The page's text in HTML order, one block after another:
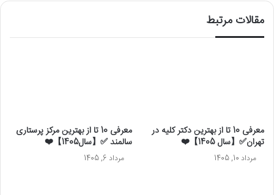
مقالات مرتبط
معرفی 10 تا از بهترین دکتر کلیه در
تهران✅【سال 1405】❤️
مرداد 10, 1405
معرفی 10 تا از بهترین مرکز پرستاری
سالمند ✅【سال1405】❤️
مرداد 6, 1405